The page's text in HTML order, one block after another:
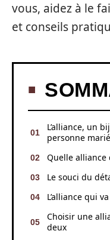
vous, aidez à le
et conseils
L’alliance, un
personne
Quelle alliance
Le souci du
L’alliance qui
Choisir une
deux